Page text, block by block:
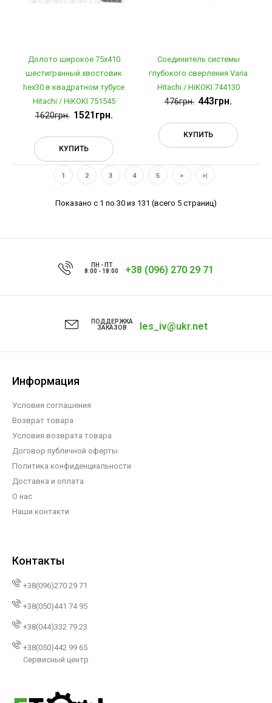
Долото широкое 75х410
шестигранный хвостовик
hex30 в квадратном тубусе
Hitachi / HiKOKI 751545
1620грн. 1521грн.
КУПИТЬ
Соединитель системы
глубокого сверления Varia
Hitachi / HiKOKI 744130
476грн. 443грн.
КУПИТЬ
1 2 3 4 5 > >|
Показано с 1 по 30 из 131 (всего 5 страниц)
ПН - ПТ
8:00 - 18:00
+38 (096) 270 29 71
ПОДДЕРЖКА
ЗАКАЗОВ
les_iv@ukr.net
Информация
Условия соглашения
Возврат товара
Условия возврата товара
Договор публичной оферты
Политика конфиденциальности
Доставка и оплата
О нас
Наши контакти
Контакты
+38(096)270 29 71
+38(050)441 74 95
+38(044)332 79 23
+38(050)442 99 65
Сервисный центр